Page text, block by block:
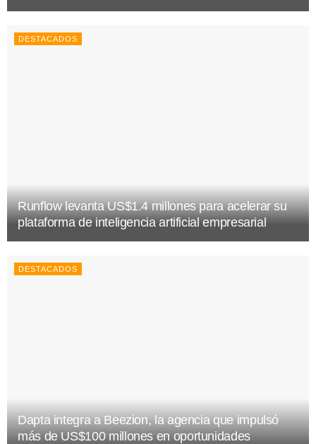
DESTACADOS
Runflow levanta US$1.4 millones para acelerar su
plataforma de inteligencia artificial empresarial
DESTACADOS
Dapta integra a Beezion, la agencia que impulsó
más de US$100 millones en oportunidades